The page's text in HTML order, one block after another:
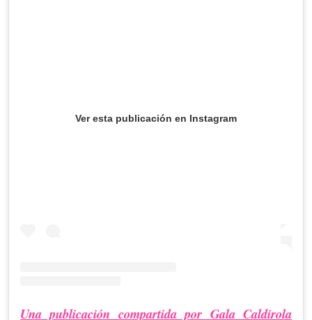
Ver esta publicación en Instagram
Una publicación compartida por Gala Caldirola